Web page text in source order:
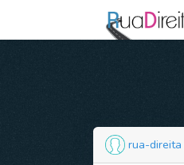
rua-direita